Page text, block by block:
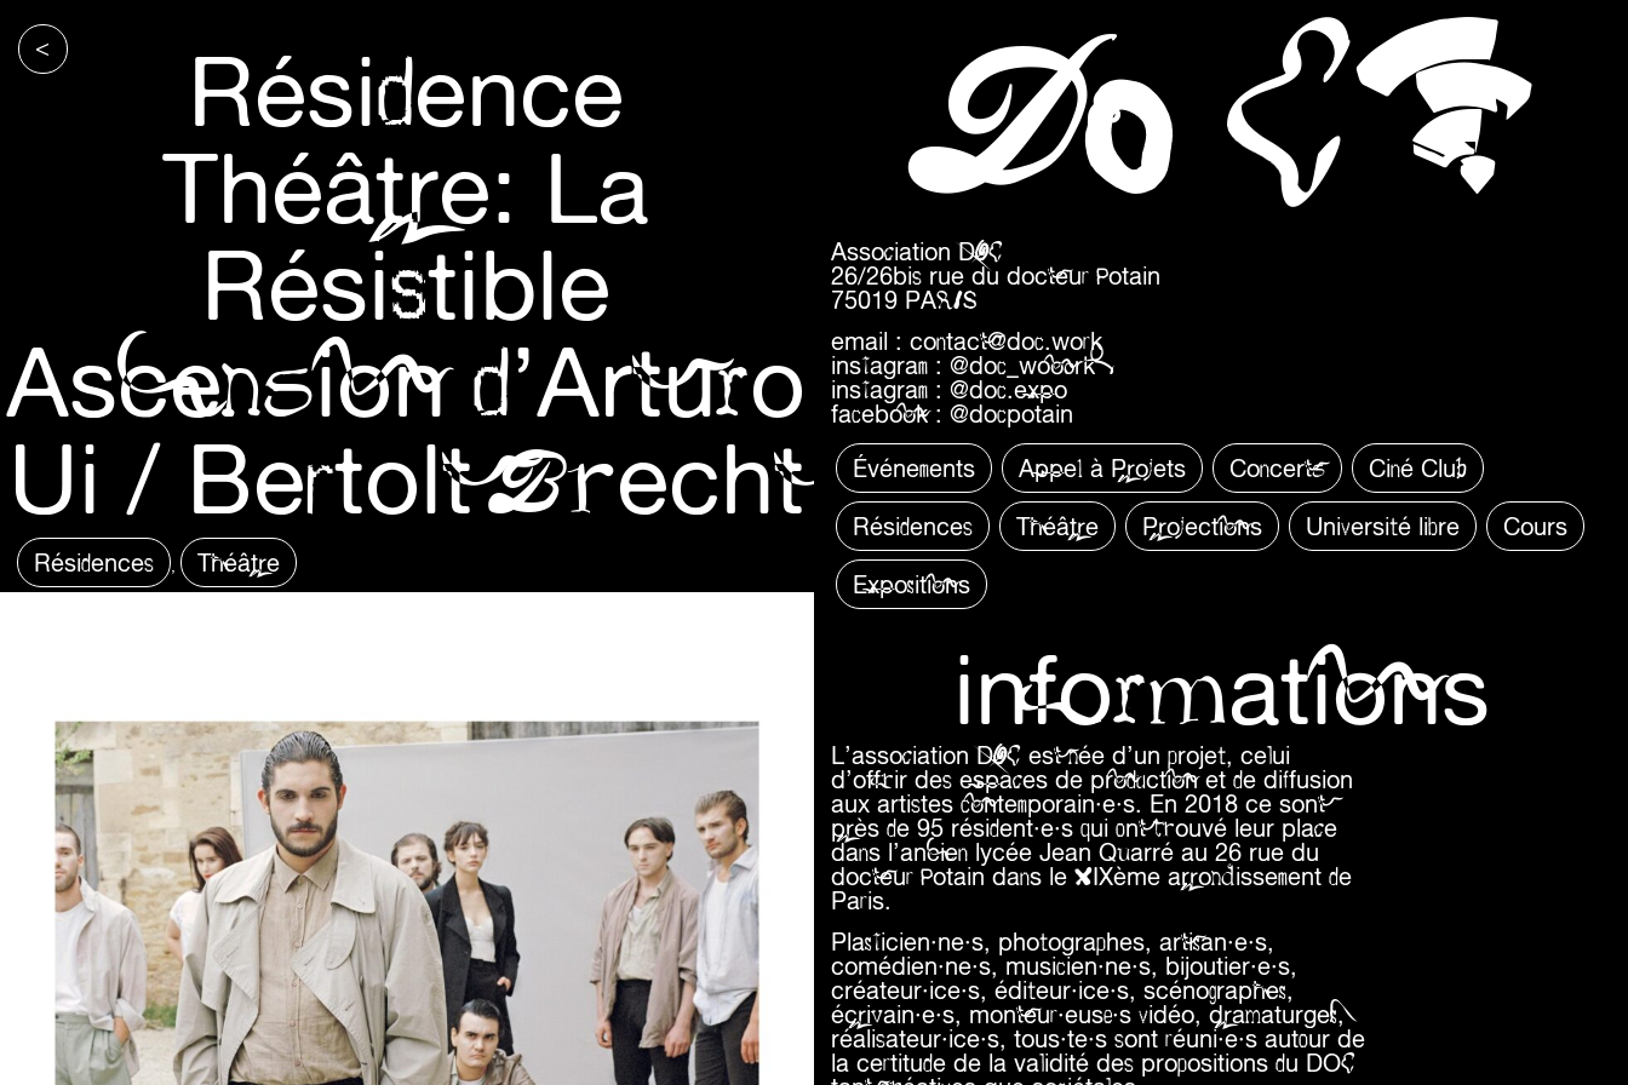
<
Résidence
Théâtre: La
Résistible
Ascension d’Arturo
Ui / Bertolt Brecht
Résidences Théâtre
DO CU
Association DOC
26/26bis rue du docteur Potain
75019 PARIS
email : contact@doc.work
instagram : @doc_wooork
instagram : @doc.expo
facebook : @docpotain
Événements
Appel à Projets Concerts Ciné Club
Résidences Théâtre Projections Université libre Cours
Expositions
informations
L’association DOC est née d’un projet, celui
d’offrir des espaces de production et de diffusion
aux artistes contemporain·e·s. En 2018 ce sont
près de 95 résident·e·s qui ont trouvé leur place
dans l’ancien lycée Jean Quarré au 26 rue du
docteur Potain dans le XIXème arrondissement de
Paris.
Plasticien·ne·s, photographes, artisan·e·s,
comédien·ne·s, musicien·ne·s, bijoutier·e·s,
créateur·ice·s, éditeur·ice·s, scénographes,
écrivain·e·s, monteur·euse·s vidéo, dramaturges,
réalisateur·ice·s, tous·te·s sont réuni·e·s autour de
la certitude de la validité des propositions du DOC